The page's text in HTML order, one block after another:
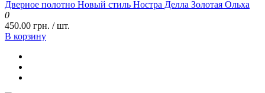
Дверное полотно Новый стиль Ностра Делла Золотая Ольха
0
450.00 грн. / шт.
В корзину